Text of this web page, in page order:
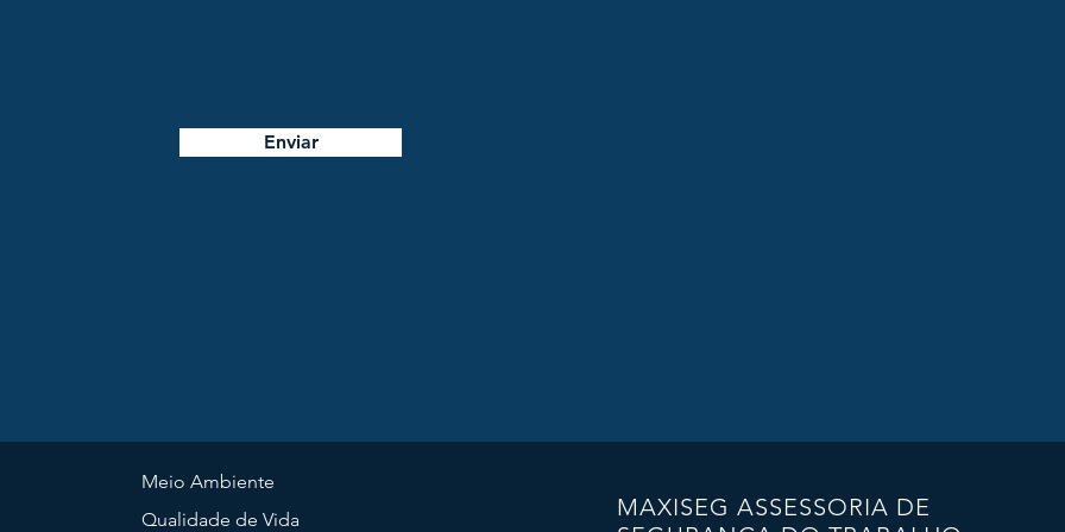
Enviar
Meio Ambiente
Qualidade de Vida
MAXISEG ASSESSORIA DE